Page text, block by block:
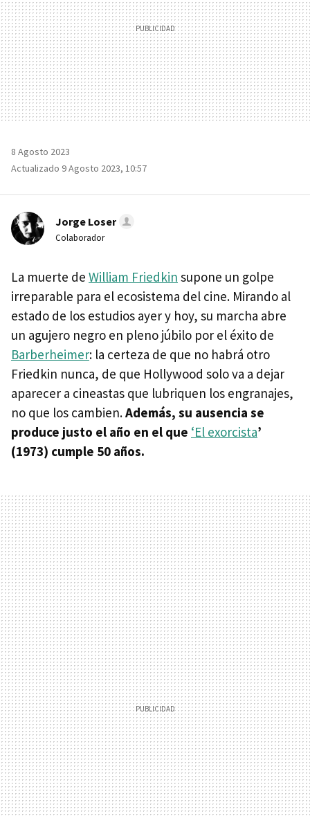
8 Agosto 2023
Actualizado 9 Agosto 2023, 10:57
Jorge Loser
Colaborador
La muerte de William Friedkin supone un golpe
irreparable para el ecosistema del cine. Mirando al
estado de los estudios ayer y hoy, su marcha abre
un agujero negro en pleno júbilo por el éxito de
Barberheimer: la certeza de que no habrá otro
Friedkin nunca, de que Hollywood solo va a dejar
aparecer a cineastas que lubriquen los engranajes,
no que los cambien.Además, su ausencia se
produce justo el año en el que ‘El exorcista’
(1973) cumple 50 años.